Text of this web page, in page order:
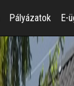
Pályázatok E-